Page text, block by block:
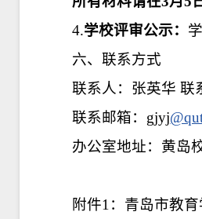
4.学校评审公示：
六、联系方式
联系人：张英华 联
联系邮箱：gjyj
办公室地址：黄岛
附件1：青岛市教